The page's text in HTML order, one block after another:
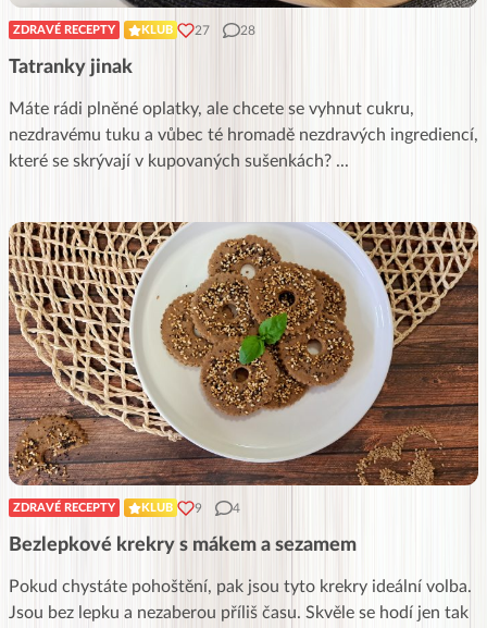
ZDRAVÉ RECEPTY KLUB 27 28
Tatranky jinak
Máte rádi plněné oplatky, ale chcete se vyhnut cukru,
nezdravému tuku a vůbec té hromadě nezdravých ingrediencí,
které se skrývají v kupovaných sušenkách? ...
ZDRAVÉ RECEPTY KLUB 9 4
Bezlepkové krekry s mákem a sezamem
Pokud chystáte pohoštění, pak jsou tyto krekry ideální volba.
Jsou bez lepku a nezaberou příliš času. Skvěle se hodí jen tak